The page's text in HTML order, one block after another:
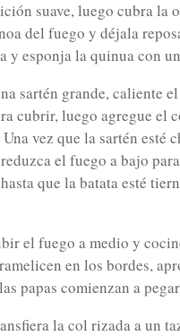
suave, luego cubra la
del fuego y déjala
y esponja la quinua con
sartén grande, caliente
cubrir, luego agregue el
Una vez que la sartén esté
el fuego a bajo
que la batata esté
el fuego a medio y
en los bordes,
papas comienzan a
la col rizada a un